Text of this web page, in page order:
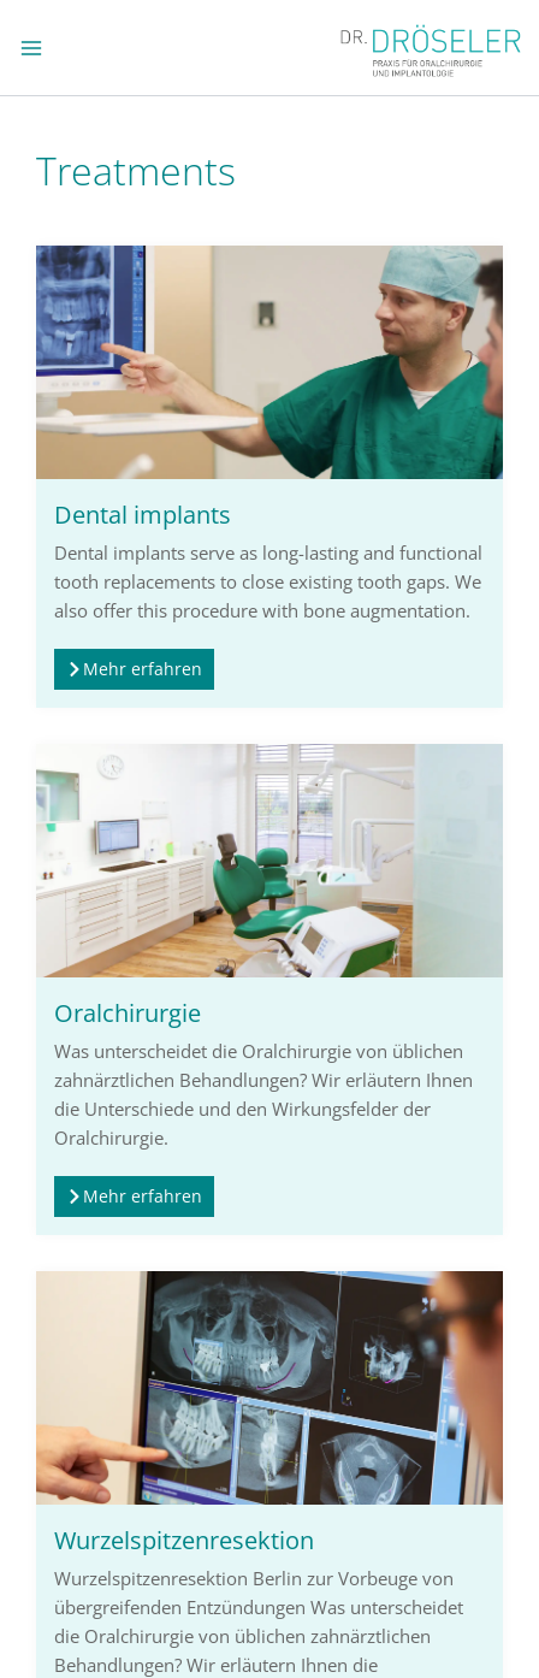
Inhalt
Treatments
Dental implants
Dental implants serve as long-lasting and functional
tooth replacements to close existing tooth gaps. We
also offer this procedure with bone augmentation.
Mehr erfahren
Oralchirurgie
Was unterscheidet die Oralchirurgie von üblichen
zahnärztlichen Behandlungen? Wir erläutern Ihnen
die Unterschiede und den Wirkungsfelder der
Oralchirurgie.
Mehr erfahren
Wurzelspitzenresektion
Wurzelspitzenresektion Berlin zur Vorbeuge von
übergreifenden Entzündungen Was unterscheidet
die Oralchirurgie von üblichen zahnärztlichen
Behandlungen? Wir erläutern Ihnen die